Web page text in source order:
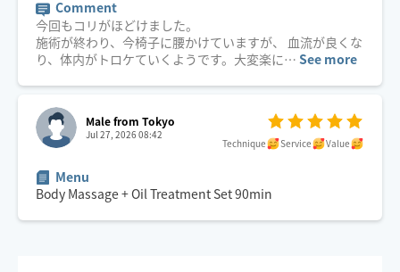
Comment
今回もコリがほどけました。
施術が終わり、今椅子に腰かけていますが、 血流が良くな
り、体内がトロケていくようです。大変楽に… See more
Male from Tokyo
Jul 27, 2026 08:42
Technique Service Value
Menu
Body Massage + Oil Treatment Set90min